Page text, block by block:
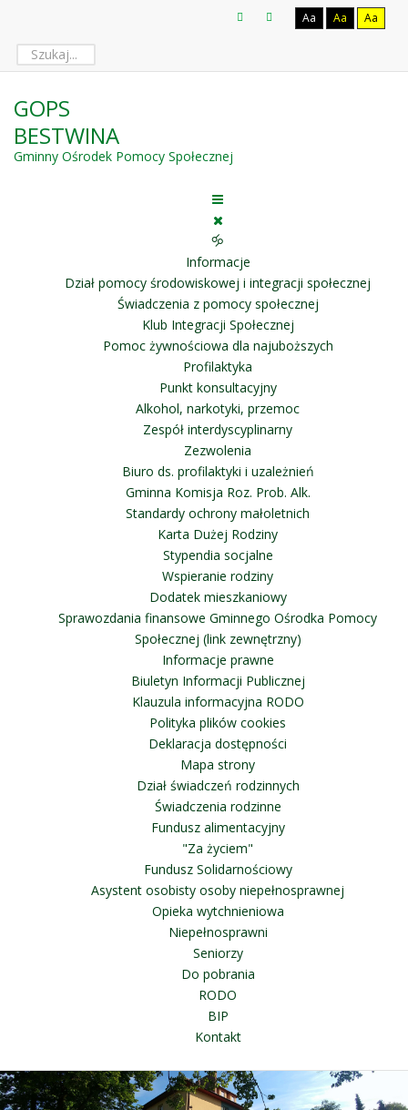
Aa Aa Aa
GOPS
BESTWINA
Gminny Ośrodek Pomocy Społecznej
🝰
Informacje
Dział pomocy środowiskowej i integracji społecznej
Świadczenia z pomocy społecznej
Klub Integracji Społecznej
Pomoc żywnościowa dla najuboższych
Profilaktyka
Punkt konsultacyjny
Alkohol, narkotyki, przemoc
Zespół interdyscyplinarny
Zezwolenia
Biuro ds. profilaktyki i uzależnień
Gminna Komisja Roz. Prob. Alk.
Standardy ochrony małoletnich
Karta Dużej Rodziny
Stypendia socjalne
Wspieranie rodziny
Dodatek mieszkaniowy
Sprawozdania finansowe Gminnego Ośrodka Pomocy
Społecznej (link zewnętrzny)
Informacje prawne
Biuletyn Informacji Publicznej
Klauzula informacyjna RODO
Polityka plików cookies
Deklaracja dostępności
Mapa strony
Dział świadczeń rodzinnych
Świadczenia rodzinne
Fundusz alimentacyjny
"Za życiem"
Fundusz Solidarnościowy
Asystent osobisty osoby niepełnosprawnej
Opieka wytchnieniowa
Niepełnosprawni
Seniorzy
Do pobrania
RODO
BIP
Kontakt